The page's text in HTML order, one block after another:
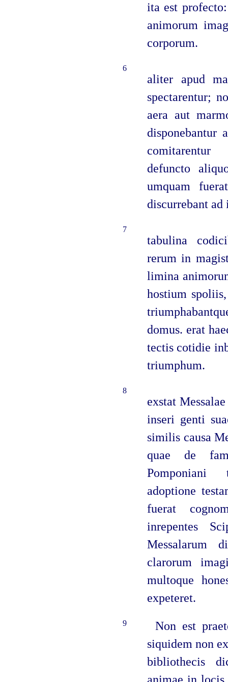
ita est
animorum
corporum.
6
aliter apud
spectarentur;
aera aut
disponebantur
defuncto
umquam
discurrebant ad
7
tabulina
rerum in
limina
hostium
domus. erat
tectis cotidie
triumphum.
8
exstat
inseri genti
similis causa
quae de
Pomponiani
adoptione
fuerat
inrepentes
Messalarum
clarorum
multoque
expeteret.
9
Non est
siquidem non
bibliothecis